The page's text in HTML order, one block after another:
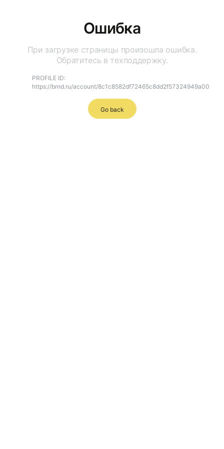
Ошибка
При загрузке страницы произошла ошибка.
Обратитесь в техподдержку.
PROFILE ID:
https://brnd.ru/account/8c1c8582df72465c8dd2f57324949a00
Go back